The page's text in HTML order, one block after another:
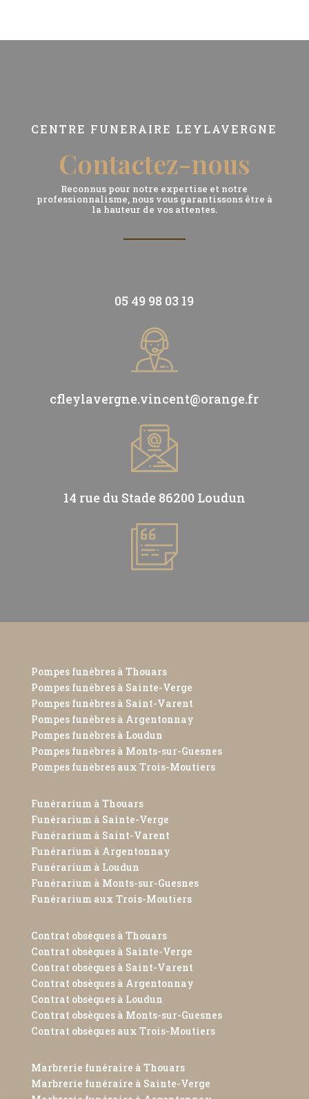
CENTRE FUNERAIRE LEYLAVERGNE
Contactez-nous
Reconnus pour notre expertise et notre
professionnalisme, nous vous garantissons être à
la hauteur de vos attentes.
05 49 98 03 19
cfleylavergne.vincent@orange.fr
14 rue du Stade 86200 Loudun
Pompes funèbres à Thouars
Pompes funèbres à Sainte-Verge
Pompes funèbres à Saint-Varent
Pompes funèbres à Argentonnay
Pompes funèbres à Loudun
Pompes funèbres à Monts-sur-Guesnes
Pompes funèbres aux Trois-Moutiers
Funérarium à Thouars
Funérarium à Sainte-Verge
Funérarium à Saint-Varent
Funérarium à Argentonnay
Funérarium à Loudun
Funérarium à Monts-sur-Guesnes
Funérarium aux Trois-Moutiers
Contrat obsèques à Thouars
Contrat obsèques à Sainte-Verge
Contrat obsèques à Saint-Varent
Contrat obsèques à Argentonnay
Contrat obsèques à Loudun
Contrat obsèques à Monts-sur-Guesnes
Contrat obsèques aux Trois-Moutiers
Marbrerie funéraire à Thouars
Marbrerie funéraire à Sainte-Verge